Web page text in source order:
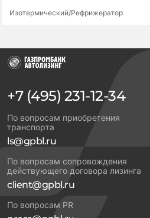
Изотермический/Рефрижератор
+7 (495) 231-12-34
По вопросам приобретения
транспорта
ls@gpbl.ru
По вопросам сопровождения
действующего договора лизинга
client@gpbl.ru
По вопросам PR